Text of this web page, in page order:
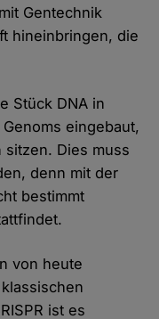
Gentechnik
hineinbringen, die
Stück DNA in
eingebaut,
sitzen. Dies muss
denn mit der
bestimmt
von heute
ist es